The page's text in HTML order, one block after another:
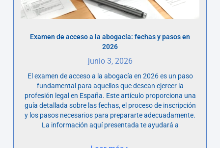
Examen de acceso a la abogacía: fechas y pasos en
2026
junio 3, 2026
El examen de acceso a la abogacía en 2026 es un paso
fundamental para aquellos que desean ejercer la
profesión legal en España. Este artículo proporciona una
guía detallada sobre las fechas, el proceso de inscripción
y los pasos necesarios para prepararte adecuadamente.
La información aquí presentada te ayudará a